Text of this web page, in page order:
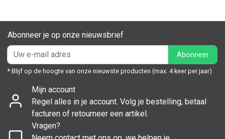
Abonneer je op onze nieuwsbrief
Abonneer
* Blijf op de hoogte van onze nieuwste producten (max. 4 keer per jaar)
Mijn account
Regel alles in je account. Volg je bestelling, betaal
facturen of retourneer een artikel.
Vragen?